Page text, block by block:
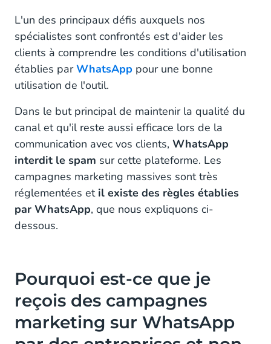
L'un des principaux défis auxquels nos
spécialistes sont confrontés est d'aider les
clients à comprendre les conditions d'utilisation
établies parWhatsApp pour une bonne
utilisation de l'outil.
Dans le but principal de maintenir la qualité du
canal et qu'il reste aussi efficace lors de la
communication avec vos clients, WhatsApp
interdit le spam sur cette plateforme. Les
campagnes marketing massives sont très
réglementées et il existe des règles établies
par WhatsApp, que nous expliquons ci-
dessous.
Pourquoi est-ce que je
reçois des campagnes
marketing sur WhatsApp